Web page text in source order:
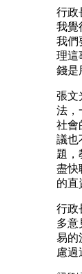
行政
我覺
我們
理這
錢是
張文
法，
社會
議也
題，
盡快
的直
行政
多意
易的
慮過